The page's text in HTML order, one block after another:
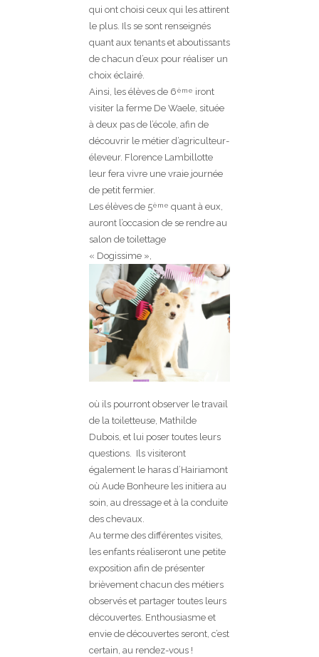
qui ont choisi ceux qui les attirent
le plus. Ils se sont renseignés
quant aux tenants et aboutissants
de chacun d’eux pour réaliser un
choix éclairé.
Ainsi, les élèves de 6ème iront
visiter la ferme De Waele, située
à deux pas de l’école, afin de
découvrir le métier d’agriculteur-
éleveur. Florence Lambillotte
leur fera vivre une vraie journée
de petit fermier.
Les élèves de 5ème quant à eux,
auront l’occasion de se rendre au
salon de toilettage
« Dogissime »,
où ils pourront observer le travail
de la toiletteuse, Mathilde
Dubois, et lui poser toutes leurs
questions. Ils visiteront
également le haras d’Hairiamont
où Aude Bonheure les initiera au
soin, au dressage et à la conduite
des chevaux.
Au terme des différentes visites,
les enfants réaliseront une petite
exposition afin de présenter
brièvement chacun des métiers
observés et partager toutes leurs
découvertes. Enthousiasme et
envie de découvertes seront, c’est
certain, au rendez-vous !